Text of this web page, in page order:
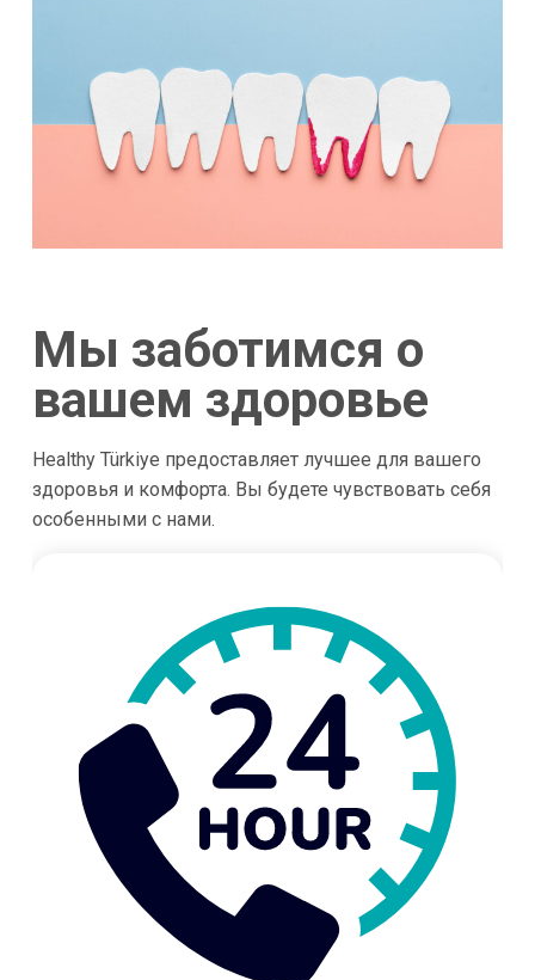
Мы заботимся о
вашем здоровье
Healthy Türkiye предоставляет лучшее для вашего
здоровья и комфорта. Вы будете чувствовать себя
особенными с нами.